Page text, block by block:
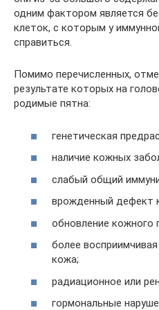
одним фактором является
клеток, с которым у
справиться.
Помимо перечисленных,
результате которых на
родимые пятна:
генетическая
наличие кожных
слабый общий
врожденный дефект
обновление кожного
более
кожа;
радиационное или
гормональные